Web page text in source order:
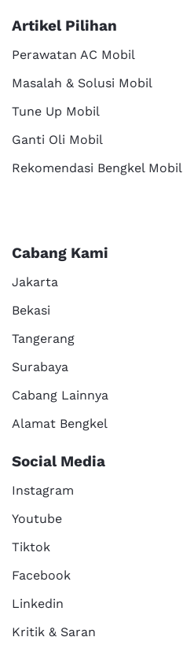
Services
Artikel Pilihan
Perawatan AC Mobil
Masalah & Solusi Mobil
Tune Up Mobil
Ganti Oli Mobil
Rekomendasi Bengkel Mobil
Cabang Kami
Jakarta
Bekasi
Tangerang
Surabaya
Cabang Lainnya
Alamat Bengkel
Social Media
Instagram
Youtube
Tiktok
Facebook
Linkedin
Kritik & Saran